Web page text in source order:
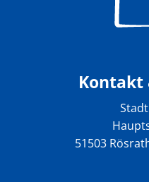
Kontakt
51503